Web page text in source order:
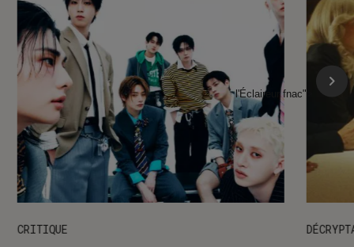
CRITIQUE
l'Éclaireur fnac">